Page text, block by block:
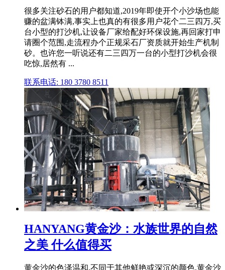
很多关注砂石的用户都知道,2019年即使开个小沙场也能
赚的盆满钵满,事实上也真的有很多用户花个二三四万,买
台小型的打沙机,让设备厂家给配好环保设施,再回家打申
请圈个范围,走流程办个正规采石厂资质就开始生产机制
砂。也许您一听说还有二三四万一台的小型打沙机会很
吃惊,居然有 ...
联系电话: 180 3780 8511
HANYANG黄金沙：水族世界的自然
之美 什么值得买
黄金沙的色泽温和,不同于其他鲜艳或深沉的颜色,黄金沙